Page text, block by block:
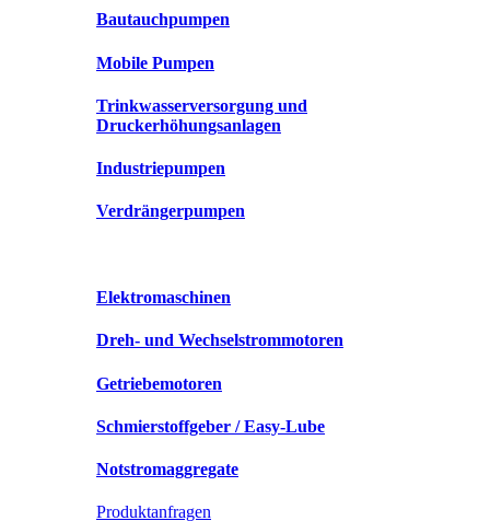
Bautauchpumpen
Mobile Pumpen
Trinkwasserversorgung und
Druckerhöhungsanlagen
Industriepumpen
Verdrängerpumpen
Elektromaschinen
Dreh- und Wechselstrommotoren
Getriebemotoren
Schmierstoffgeber / Easy-Lube
Notstromaggregate
Produktanfragen